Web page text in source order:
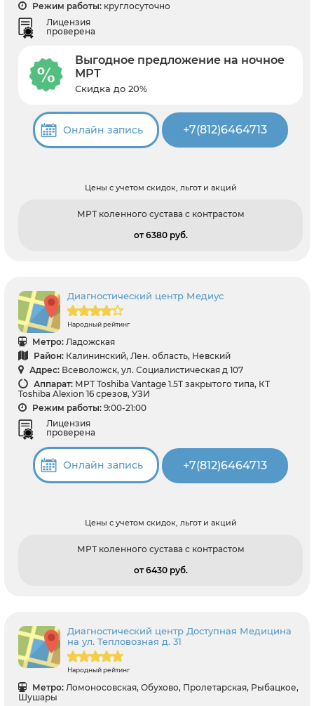
Режим работы: круглосуточно
Лицензия
проверена
Выгодное предложение на ночное
МРТ
Скидка до 20%
Онлайн запись +7(812)6464713
Цены с учетом скидок, льгот и акций
МРТ коленного сустава с контрастом
от 6380 pуб.
Диагностический центр Медиус
Народный рейтинг
Метро: Ладожская
Район: Калининский, Лен. область, Невский
Адрес: Всеволожск, ул. Социалистическая д 107
Аппарат: МРТ Toshiba Vantage 1.5T закрытого типа, КТ
Toshiba Alexion 16 срезов, УЗИ
Режим работы: 9:00-21:00
Лицензия
проверена
Онлайн запись +7(812)6464713
Цены с учетом скидок, льгот и акций
МРТ коленного сустава с контрастом
от 6430 pуб.
Диагностический центр Доступная Медицина
на ул. Тепловозная д. 31
Народный рейтинг
Метро: Ломоносовская, Обухово, Пролетарская, Рыбацкое,
Шушары